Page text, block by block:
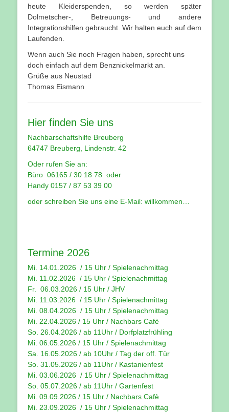
heute Kleiderspenden, so werden später
Dolmetscher-, Betreuungs- und andere
Integrationshilfen gebraucht. Wir halten euch auf dem
Laufenden.
Wenn auch Sie noch Fragen haben, sprecht uns
doch einfach auf dem Benznickelmarkt an.
Grüße aus Neustad
Thomas Eismann
Hier finden Sie uns
Nachbarschaftshilfe Breuberg
64747 Breuberg, Lindenstr. 42
Oder rufen Sie an:
Büro 06165 / 30 18 78 oder
Handy 0157 / 87 53 39 00
oder schreiben Sie uns eine E-Mail: willkommen…
Termine 2026
Mi. 14.01.2026 / 15 Uhr / Spielenachmittag
Mi. 11.02.2026 / 15 Uhr / Spielenachmittag
Fr. 06.03.2026 / 15 Uhr / JHV
Mi. 11.03.2026 / 15 Uhr / Spielenachmittag
Mi. 08.04.2026 / 15 Uhr / Spielenachmittag
Mi. 22.04.2026 / 15 Uhr / Nachbars Cafè
So. 26.04.2026 / ab 11Uhr / Dorfplatzfrühling
Mi. 06.05.2026 / 15 Uhr / Spielenachmittag
Sa. 16.05.2026 / ab 10Uhr / Tag der off. Tür
So. 31.05.2026 / ab 11Uhr / Kastanienfest
Mi. 03.06.2026 / 15 Uhr / Spielenachmittag
So. 05.07.2026 / ab 11Uhr / Gartenfest
Mi. 09.09.2026 / 15 Uhr / Nachbars Cafè
Mi. 23.09.2026 / 15 Uhr / Spielenachmittag